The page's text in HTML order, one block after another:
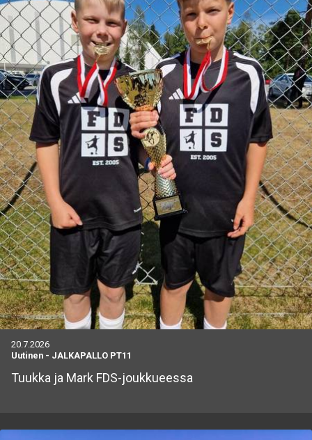
20.7.2026
Uutinen - JALKAPALLO PT11
Tuukka ja Mark FDS-joukkueessa